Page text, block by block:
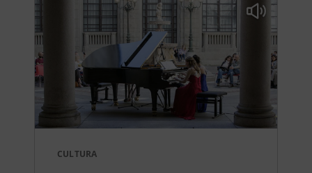
CULTURA